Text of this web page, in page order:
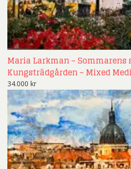
Maria Larkman – Sommarens
Kungsträdgården – Mixed
34.000 kr